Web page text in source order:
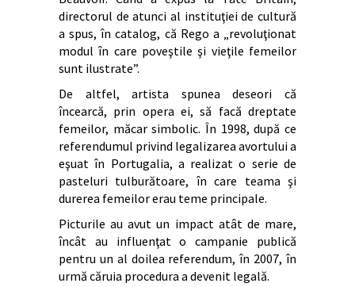
directorul de atunci al instituţiei de cultură
a spus, în catalog, că Rego a „revoluţionat
modul în care poveştile şi vieţile femeilor
sunt ilustrate”.
De altfel, artista spunea deseori că
încearcă, prin opera ei, să facă dreptate
femeilor, măcar simbolic. În 1998, după ce
referendumul privind legalizarea avortului a
eşuat în Portugalia, a realizat o serie de
pasteluri tulburătoare, în care teama şi
durerea femeilor erau teme principale.
Picturile au avut un impact atât de mare,
încât au influenţat o campanie publică
pentru un al doilea referendum, în 2007, în
urmă căruia procedura a devenit legală.